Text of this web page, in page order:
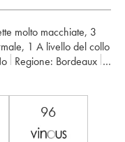
molto macchiate, 3
, 1 A livello del collo
no Regione:
Bordeaux
96